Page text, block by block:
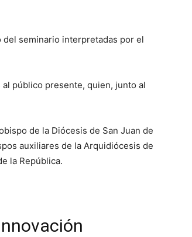
del seminario interpretadas por el
público presente, quien, junto al
de la Diócesis de San Juan de
auxiliares de la Arquidiócesis de
la República.